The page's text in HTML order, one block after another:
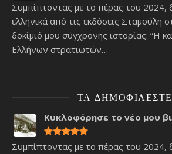
Συμπίπτοντας με το πέρας του 2024,
ελληνικά από τις εκδόσεις Σταμούλη
δοκίμιό μου σύγχρονης ιστορίας: “Η
Ελλήνων στρατιωτών…
ΤΑ
Κυκλοφόρησε το νέο μου
Συμπίπτοντας με το πέρας του 2024,